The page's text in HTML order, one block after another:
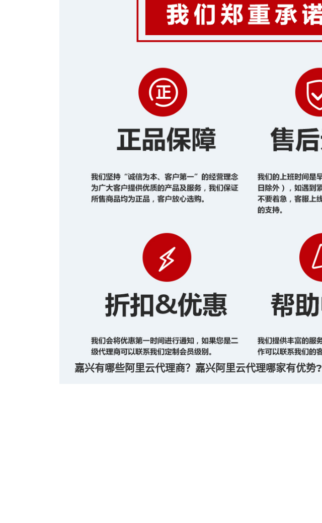
嘉兴有哪些阿里云代理商？嘉兴阿里云代理哪家有优势?